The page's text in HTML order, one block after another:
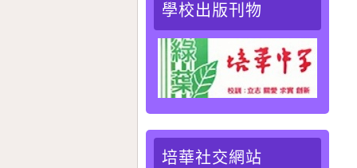
學校出版刊物
培華社交網站